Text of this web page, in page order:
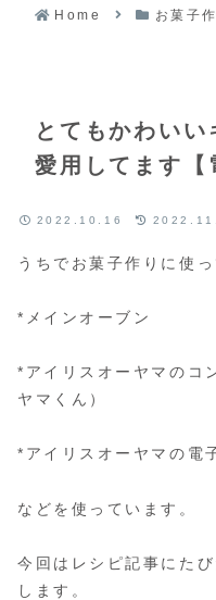
Home お菓子作
とてもかわいい
愛用してます【
2022.10.16
うちでお菓子作りに使
*メインオーブン
*アイリスオーヤマのコ
ヤマくん）
*アイリスオーヤマの電
などを使っています。
今回はレシピ記事にた
します。